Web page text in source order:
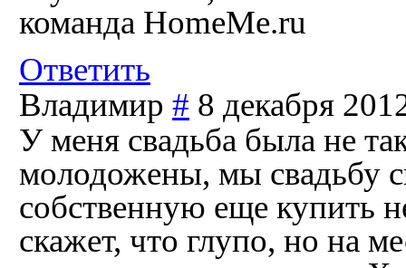
команда HomeMe.ru
Ответить
Владимир # 8 декабря
У меня свадьба была не
молодожены, мы свадьбу
собственную еще купить
скажет, что глупо, но на